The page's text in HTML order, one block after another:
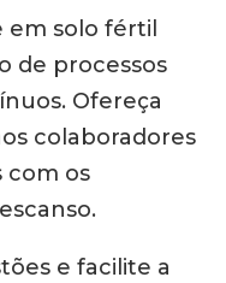
em solo fértil
de processos
Ofereça
colaboradores
com os
e facilite a